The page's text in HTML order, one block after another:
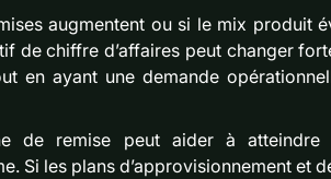
augmentent ou si le mix produit
de chiffre d’affaires peut changer
en ayant une demande
de remise peut aider à
Si les plans d’approvisionnement et